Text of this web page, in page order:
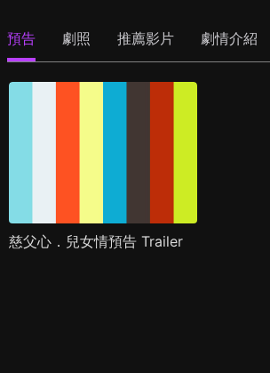
預告 劇照 推薦影片 劇情介紹
慈父心．兒女情預告 Trailer